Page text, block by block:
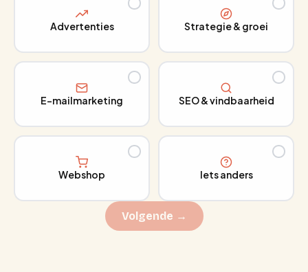
Advertenties Strategie & groei
E-mailmarketing SEO & vindbaarheid
Webshop Iets anders
Volgende →